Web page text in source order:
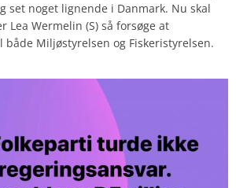
set noget lignende i Danmark. Nu skal
Lea Wermelin (S) så forsøge at
Miljøstyrelsen og Fiskeristyrelsen.